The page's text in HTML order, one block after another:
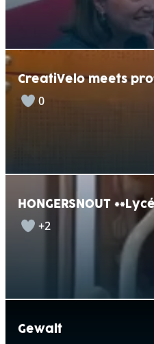
CreatiVelo meets
0
HONGERSNOUT
+2
Gewalt